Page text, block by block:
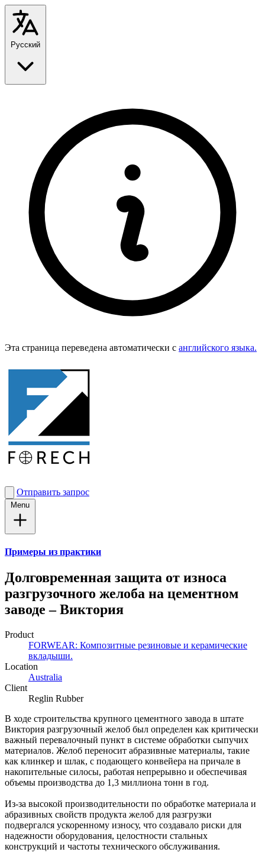
Эта страница переведена автоматически с английского языка.
Отправить запрос
Примеры из практики
Долговременная защита от износа
разгрузочного желоба на цементном
заводе – Виктория
Product
FORWEAR: Композитные резиновые и керамические
вкладыши.
Location
Australia
Client
Reglin Rubber
В ходе строительства крупного цементного завода в штате
Виктория разгрузочный желоб был определен как критически
важный перевалочный пункт в системе обработки сыпучих
материалов. Желоб переносит абразивные материалы, такие
как клинкер и шлак, с подающего конвейера на причале в
накопительные силосы, работая непрерывно и обеспечивая
объемы производства до 1,3 миллиона тонн в год.
Из-за высокой производительности по обработке материала и
абразивных свойств продукта желоб для разгрузки
подвергался ускоренному износу, что создавало риски для
надежности оборудования, целостности стальных
конструкций и частоты технического обслуживания.